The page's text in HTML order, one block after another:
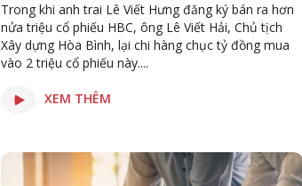
Trong khi anh trai Lê Viết Hưng đăng ký bán ra hơn
nửa triệu cổ phiếu HBC, ông Lê Viết Hải, Chủ tịch
Xây dựng Hòa Bình, lại chi hàng chục tỷ đồng mua
vào 2 triệu cổ phiếu này....
XEM THÊM